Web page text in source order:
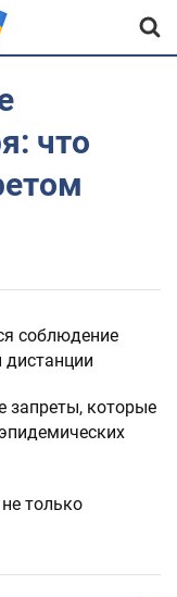
что
соблюдение
запреты, которые
только